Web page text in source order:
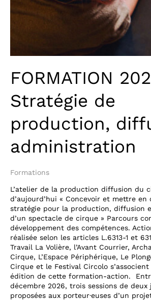
FORMATION
Stratégie de
production,
administration
Formations
L’atelier de la production diffusion du
d’aujourd’hui « Concevoir et mettre
stratégie pour la production, diffusion
d’un spectacle de cirque » Parcours
développement des compétences.
réalisée selon les articles L.6313-1 et
Travail La Volière, l’Avant Courrier,
Cirque, L’Espace Périphérique, Le
Cirque et le Festival Circolo
édition de cette formation-action.
décembre 2026, trois sessions de deux
proposées aux porteur·euses d’un